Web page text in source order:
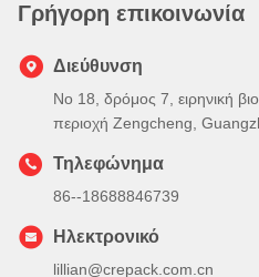
Γρήγορη επικοινωνία
Διεύθυνση
Νο 18, δρόμος 7, ειρηνική
περιοχή Zengcheng,
Τηλεφώνημα
86--18688846739
Ηλεκτρονικό
lillian@crepack.com.cn